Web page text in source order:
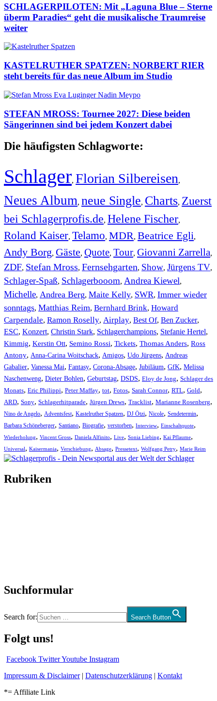
SCHLAGERPILOTEN: Mit „Laguna Blue – Sterne
überm Paradies“ geht die musikalische Traumreise
weiter
KASTELRUTHER SPATZEN: NORBERT RIER
steht bereits für das neue Album im Studio
STEFAN MROSS: Tournee 2027: Diese beiden
Sängerinnen sind bei jedem Konzert dabei
Die häufigsten Schlagworte:
Schlager, Florian Silbereisen,
Neues Album, neue Single, Charts, Zuerst
bei Schlagerprofis.de, Helene Fischer,
Roland Kaiser, Telamo, MDR, Beatrice Egli,
Andy Borg, Gäste, Quote, Tour, Giovanni Zarrella,
ZDF, Stefan Mross, Fernsehgarten, Show, Jürgens TV,
Schlager-Spaß, Schlagerbooom, Andrea Kiewel,
Michelle, Andrea Berg, Maite Kelly, SWR, Immer wieder
sonntags, Matthias Reim, Bernhard Brink, Howard
Carpendale, Ramon Roselly, Airplay, Best Of, Ben Zucker,
ESC, Konzert, Christin Stark, Schlagerchampions, Stefanie Hertel,
Kimmig, Kerstin Ott, Semino Rossi, Tickets, Thomas Anders, Ross
Antony, Anna-Carina Woitschack, Amigos, Udo Jürgens, Andreas
Gabalier, Vanessa Mai, Fantasy, Corona-Absage, Jubiläum, GfK, Melissa
Naschenweng, Dieter Bohlen, Geburtstag, DSDS, Eloy de Jong, Schlager des
Monats, Eric Philippi, Peter Maffay, tot, Fotos, Sarah Connor, RTL, Gold,
ARD, Sony, Schlagerhitparade, Jürgen Drews, Tracklist, Marianne Rosenberg,
Nino de Angelo, Adventsfest, Kastelruther Spatzen, DJ Ötzi, Nicole, Sendetermin,
Barbara Schöneberger, Santiano, Biografie, verstorben, Interview, Einschaltquote,
Wiederholung, Vincent Gross, Daniela Alfinito, Live, Sonia Liebing, Kai Pflaume,
Universal, Kaisermania, Verschiebung, Absage, Pressetext, Wolfgang Petry, Marie Reim
Rubriken
Suchformular
Search for: Search Button
Folgt uns!
Facebook TwitterYoutube Instagram
Impressum & Disclaimer| Datenschutzerklärung | Kontakt
*= Affiliate Link